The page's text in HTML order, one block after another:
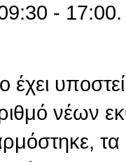
- 17:00.
υποστεί
νέων
τα